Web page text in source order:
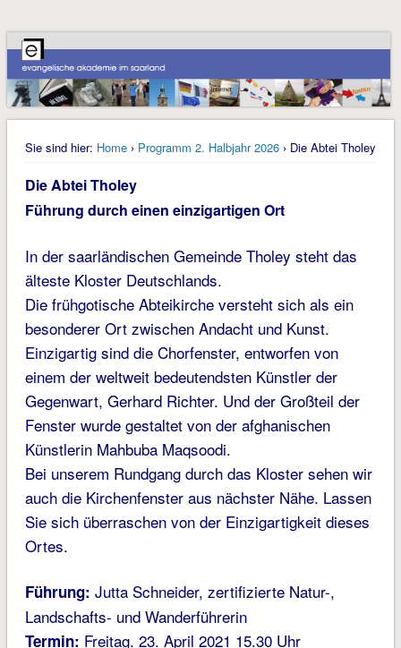
Sie sind hier: Home› Programm 2. Halbjahr 2026› Die Abtei Tholey
Die Abtei Tholey
Führung durch einen einzigartigen Ort
In der saarländischen Gemeinde Tholey steht das
älteste Kloster Deutschlands.
Die frühgotische Abteikirche versteht sich als ein
besonderer Ort zwischen Andacht und Kunst.
Einzigartig sind die Chorfenster, entworfen von
einem der weltweit bedeutendsten Künstler der
Gegenwart, Gerhard Richter. Und der Großteil der
Fenster wurde gestaltet von der afghanischen
Künstlerin Mahbuba Maqsoodi.
Bei unserem Rundgang durch das Kloster sehen wir
auch die Kirchenfenster aus nächster Nähe. Lassen
Sie sich überraschen von der Einzigartigkeit dieses
Ortes.
Führung: Jutta Schneider, zertifizierte Natur-,
Landschafts- und Wanderführerin
Termin: Freitag. 23. April 2021 15.30 Uhr